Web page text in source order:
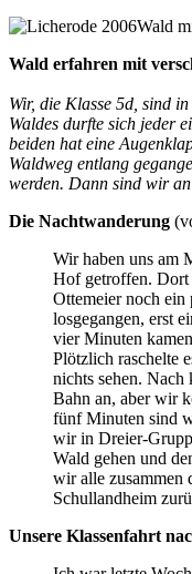
Wald
Wald erfahren mit
Wir, die Klasse 5d, sind
Waldes durfte sich jeder
beiden hat eine
Waldweg entlang
werden. Dann sind wir
Die Nachtwanderung
Wir haben uns am
Hof getroffen.
Ottemeier noch ein
losgegangen, erst
vier Minuten
Plötzlich raschelte
nichts sehen.
Bahn an, aber wir
fünf Minuten sind
wir in Dreier-
Wald gehen und
wir alle zusammen
Schullandheim
Unsere Klassenfahrt